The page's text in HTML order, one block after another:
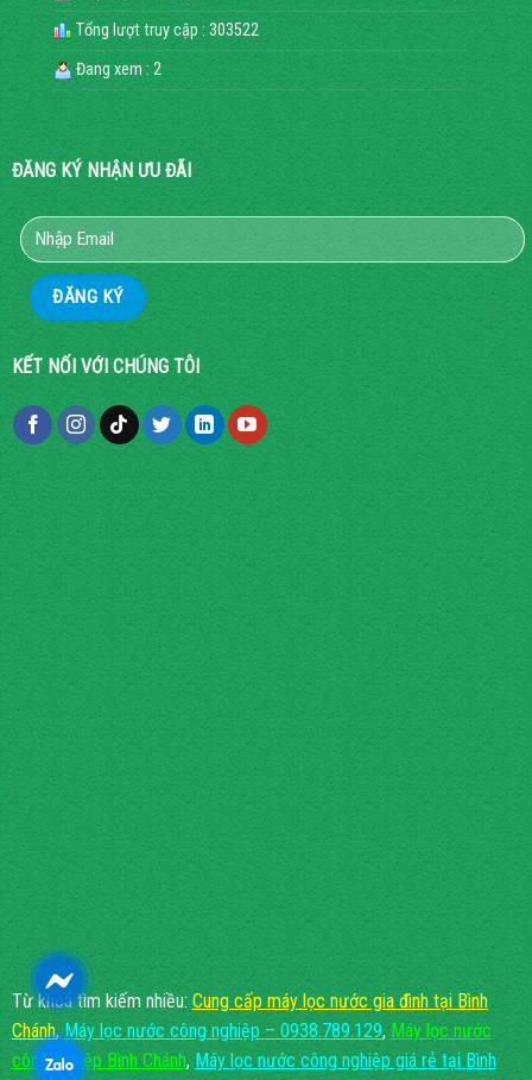
Tổng lượt truy cập : 303522
Đang xem : 2
ĐĂNG KÝ NHẬN ƯU ĐÃI
KẾT NỐI VỚI CHÚNG TÔI
Từ khoá tìm kiếm nhiều: Cung cấp máy lọc nước gia đình tại Bình
Chánh,Máy lọc nước công nghiệp – 0938.789.129, Máy lọc nước
công nghiệp Bình Chánh, Máy lọc nước công nghiệp giá rẻ tại Bình